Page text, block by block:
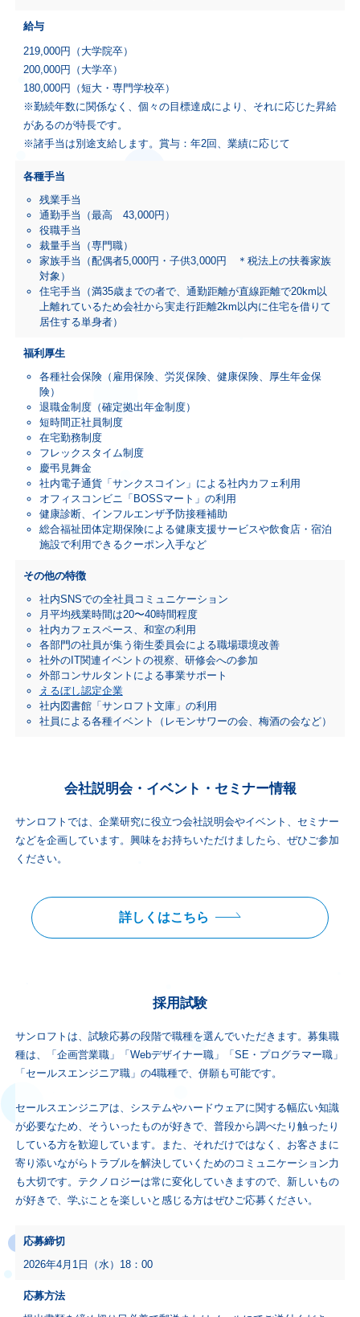
給与
219,000円（大学院卒）
200,000円（大学卒）
180,000円（短大・専門学校卒）
※勤続年数に関係なく、個々の目標達成により、それに応じた昇給
があるのが特長です。
※諸手当は別途支給します。賞与：年2回、業績に応じて
各種手当
残業手当
通勤手当（最高 43,000円）
役職手当
裁量手当（専門職）
家族手当（配偶者5,000円・子供3,000円 ＊税法上の扶養家族
対象）
住宅手当（満35歳までの者で、通勤距離が直線距離で20km以
上離れているため会社から実走行距離2km以内に住宅を借りて
居住する単身者）
福利厚生
各種社会保険（雇用保険、労災保険、健康保険、厚生年金保
険）
退職金制度（確定拠出年金制度）
短時間正社員制度
在宅勤務制度
フレックスタイム制度
慶弔見舞金
社内電子通貨「サンクスコイン」による社内カフェ利用
オフィスコンビニ「BOSSマート」の利用
健康診断、インフルエンザ予防接種補助
総合福祉団体定期保険による健康支援サービスや飲食店・宿泊
施設で利用できるクーポン入手など
その他の特徴
社内SNSでの全社員コミュニケーション
月平均残業時間は20〜40時間程度
社内カフェスペース、和室の利用
各部門の社員が集う衛生委員会による職場環境改善
社外のIT関連イベントの視察、研修会への参加
外部コンサルタントによる事業サポート
えるぼし認定企業
社内図書館「サンロフト文庫」の利用
社員による各種イベント（レモンサワーの会、梅酒の会など）
会社説明会・イベント・セミナー情報
サンロフトでは、企業研究に役立つ会社説明会やイベント、セミナー
などを企画しています。興味をお持ちいただけましたら、ぜひご参加
ください。
詳しくはこちら
採用試験
サンロフトは、試験応募の段階で職種を選んでいただきます。募集職
種は、「企画営業職」「Webデザイナー職」「SE・プログラマー職」
「セールスエンジニア職」の4職種で、併願も可能です。
セールスエンジニアは、システムやハードウェアに関する幅広い知識
が必要なため、そういったものが好きで、普段から調べたり触ったり
している方を歓迎しています。また、それだけではなく、お客さまに
寄り添いながらトラブルを解決していくためのコミュニケーション力
も大切です。テクノロジーは常に変化していきますので、新しいもの
が好きで、学ぶことを楽しいと感じる方はぜひご応募ください。
応募締切
2026年4月1日（水）18：00
応募方法